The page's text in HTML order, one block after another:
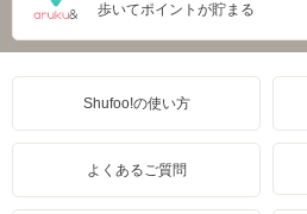
歩いてポイントが貯まる
Shufoo!の使い方
よくあるご質問